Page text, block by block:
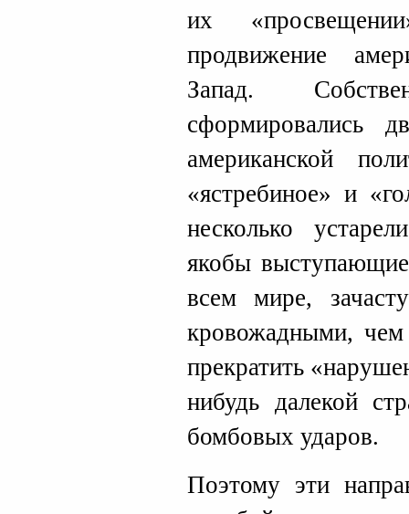
их
продвижение
Запад.
сформировались
американской
«ястребиное» и
несколько
якобы
всем мире,
кровожадными, чем
прекратить
нибудь далекой
бомбовых ударов.
Поэтому эти